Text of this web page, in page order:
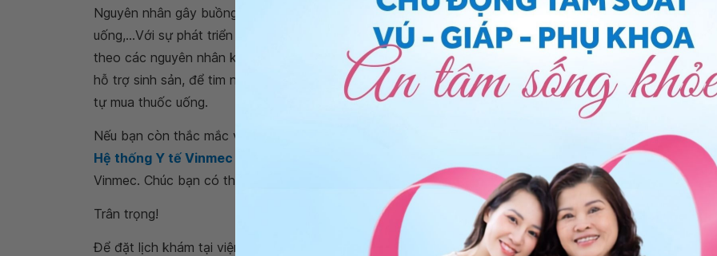
Nguyên nhân gây buồng trứng đa nang thường do yếu tố di truyền, do thừa Insulin, do chế độ ăn
uống,...Với sự phát triển của y học hiện nay những người bị buồng trứng đa nang đã được điều trị
theo các nguyên nhân khác nhau để có thai. Vì vậy, bạn nên đi khám tại cơ sở y tế có chuyên khoa
hỗ trợ sinh sản, để tim nguyên nhân gây buồng trứng đa nang để điều trị hiệu quả nhất, không nên
tự mua thuốc uống.
Nếu bạn còn thắc mắc về
Hệ thống Y tế Vinmec để kiểm tra và tư vấn thêm. Cảm ơn bạn đã tin tưởng và gửi câu hỏi đến
Vinmec. Chúc bạn có thật nhiều sức khỏe.
Trân trọng!
Để đặt lịch khám tại viện, Quý khách vui lòng bấm số HOTLINE, đặt muaGÓI DỊCH VỤhoặc đặt